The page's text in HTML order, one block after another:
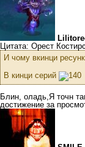
Цитата: Орест
И чому вкинци
В кинци серий
Блин, оладь,Я точн
достижение за